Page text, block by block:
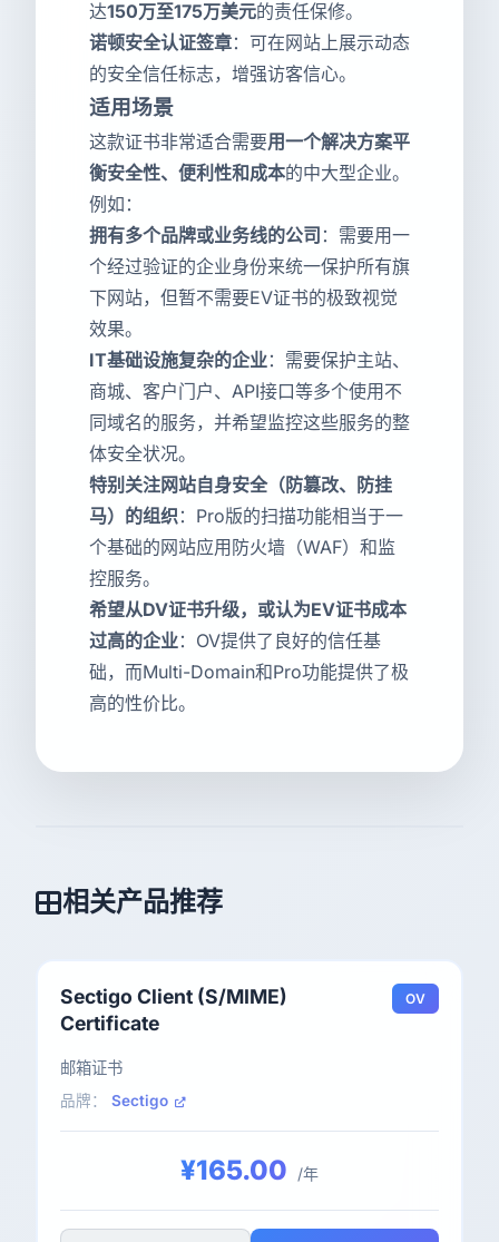
达150万至175万美元的责任保修。
诺顿安全认证签章：可在网站上展示动态
的安全信任标志，增强访客信心。
适用场景
这款证书非常适合需要用一个解决方案平
衡安全性、便利性和成本的中大型企业。
例如：
拥有多个品牌或业务线的公司 ：需要用一
个经过验证的企业身份来统一保护所有旗
下网站，但暂不需要EV证书的极致视觉
效果。
IT基础设施复杂的企业：需要保护主站、
商城、客户门户、API接口等多个使用不
同域名的服务，并希望监控这些服务的整
体安全状况。
特别关注网站自身安全（防篡改、防挂
马）的组织：Pro版的扫描功能相当于一
个基础的网站应用防火墙（WAF）和监
控服务。
希望从DV证书升级，或认为EV证书成本
过高的企业：OV提供了良好的信任基
础，而Multi-Domain和Pro功能提供了极
高的性价比。
相关产品推荐
Sectigo Client (S/MIME)
Certificate
OV
邮箱证书
品牌： Sectigo
¥165.00 /年